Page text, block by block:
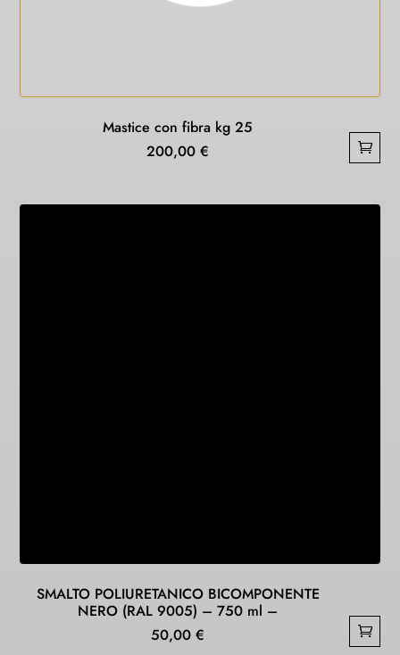
Mastice con fibra kg 25
200,00 €
SMALTO POLIURETANICO BICOMPONENTE
NERO (RAL 9005) – 750 ml –
50,00 €